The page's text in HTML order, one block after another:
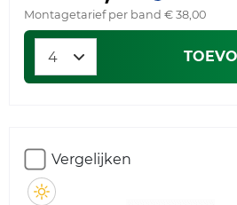
Montagetarief per band € 38,00
Vergelijken